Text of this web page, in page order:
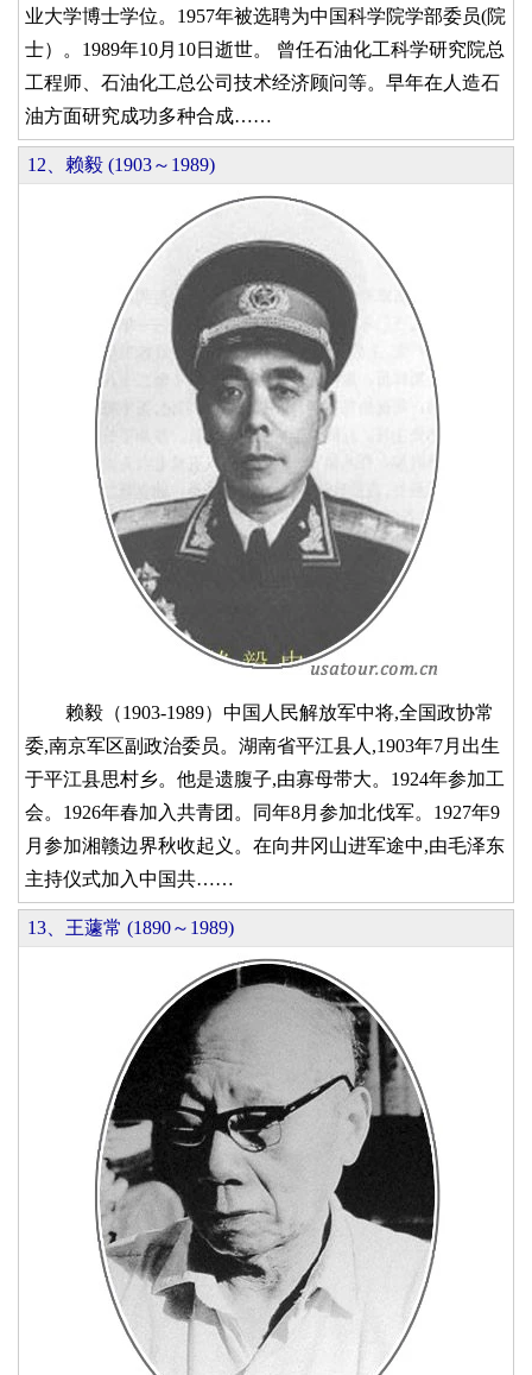
业大学博士学位。1957年被选聘为中国科学院学部委员(院
士）。1989年10月10日逝世。 曾任石油化工科学研究院总
工程师、石油化工总公司技术经济顾问等。早年在人造石
油方面研究成功多种合成……
12、赖毅 (1903～1989)
赖毅（1903-1989）中国人民解放军中将,全国政协常
委,南京军区副政治委员。湖南省平江县人,1903年7月出生
于平江县思村乡。他是遗腹子,由寡母带大。1924年参加工
会。1926年春加入共青团。同年8月参加北伐军。1927年9
月参加湘赣边界秋收起义。在向井冈山进军途中,由毛泽东
主持仪式加入中国共……
13、王蘧常 (1890～1989)